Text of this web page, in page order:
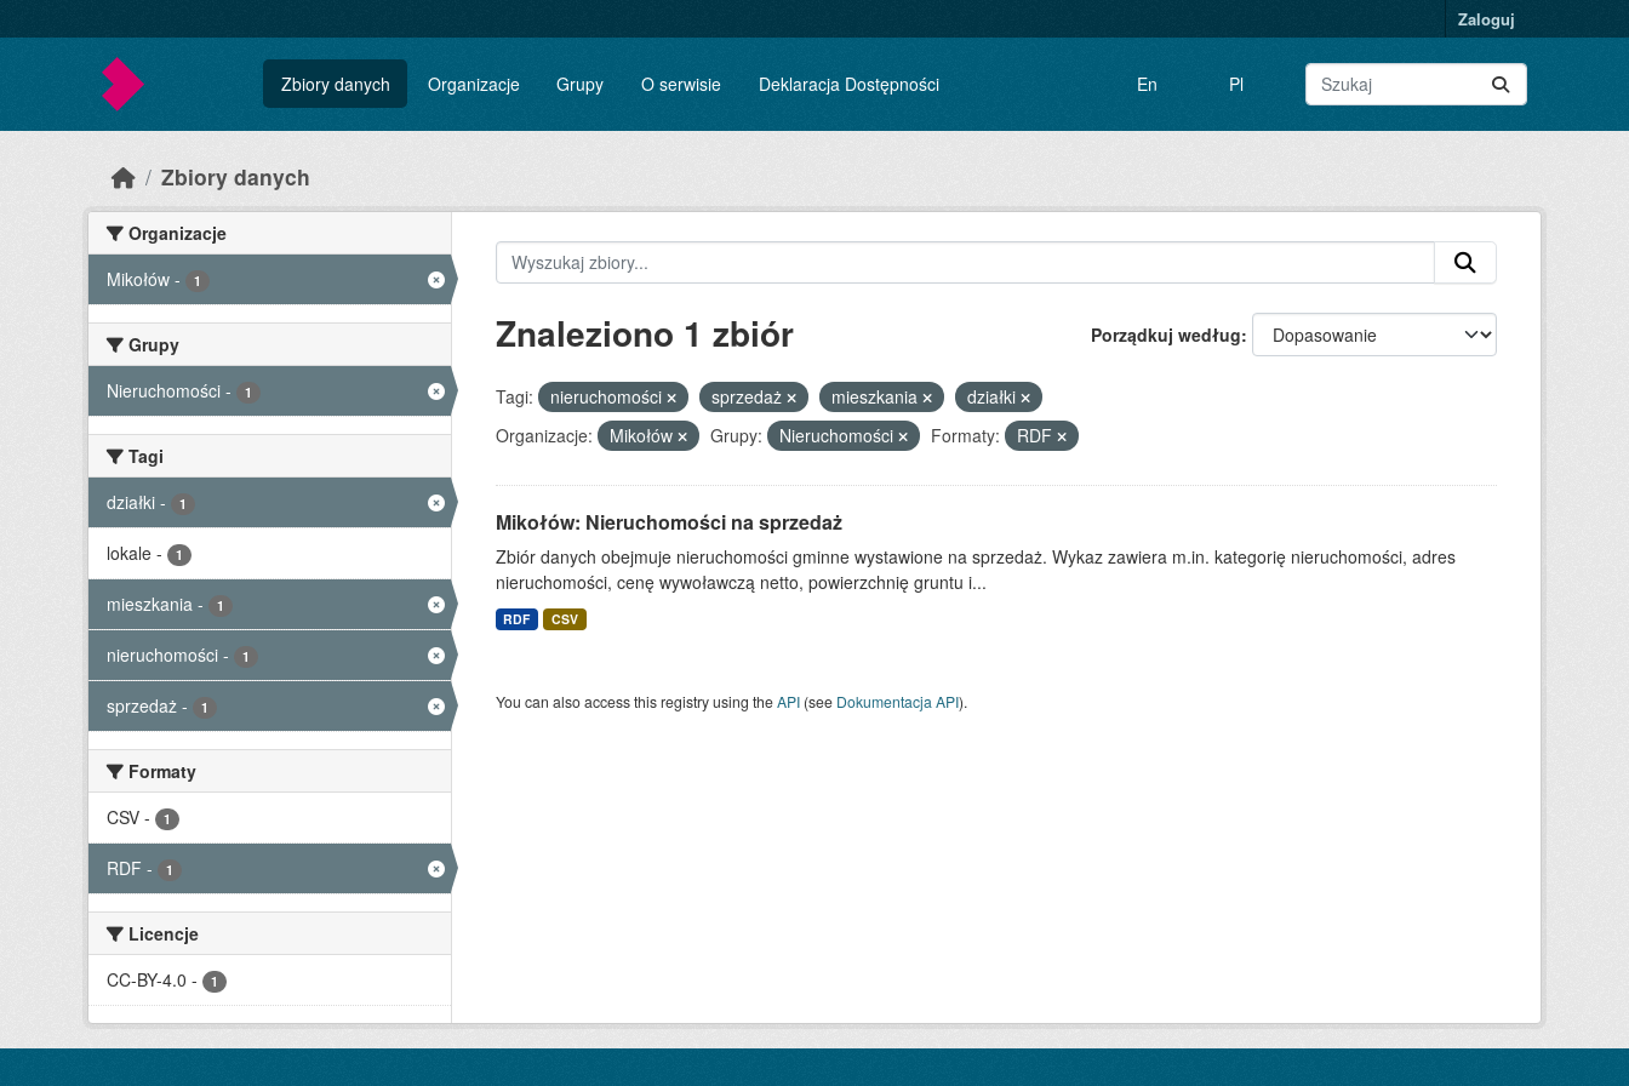
Zaloguj
Zbiory danych Organizacje Grupy O serwisie Deklaracja Dostępności En Pl
Zbiory danych
Organizacje
Mikołów - 1
Grupy
Nieruchomości - 1
Tagi
działki - 1
lokale - 1
mieszkania - 1
nieruchomości - 1
sprzedaż - 1
Formaty
CSV - 1
RDF - 1
Licencje
CC-BY-4.0 - 1
Porządkuj według
Znaleziono 1 zbiór
Tagi: nieruchomości sprzedaż mieszkania
działki
Organizacje:
Mikołów Grupy: Nieruchomości Formaty: RDF
Mikołów: Nieruchomości na sprzedaż
Zbiór danych obejmuje nieruchomości gminne wystawione na sprzedaż. Wykaz zawiera m.in. kategorię nieruchomości, adres
nieruchomości, cenę wywoławczą netto, powierzchnię gruntu i...
RDF CSV
You can also access this registry using theAPI(see Dokumentacja API).